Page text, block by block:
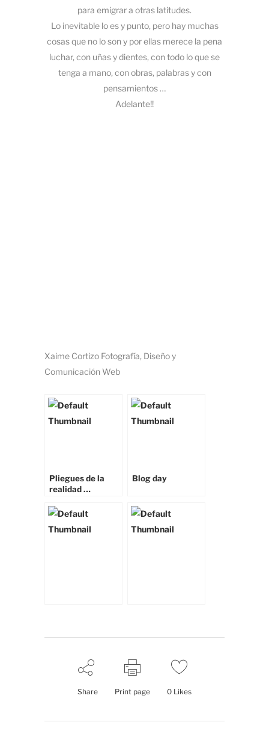
para emigrar a otras latitudes.
Lo inevitable lo es y punto, pero hay muchas
cosas que no lo son y por ellas merece la pena
luchar, con uñas y dientes, con todo lo que se
tenga a mano, con obras, palabras y con
pensamientos …
Adelante!!
Xaime Cortizo Fotografía, Diseño y
Comunicación Web
Pliegues de la
realidad …
Blog day
Share Print page 0 Likes